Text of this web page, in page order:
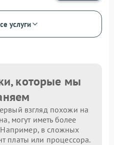
услуги
которые мы
взгляд похожи на
могут иметь более
в сложных
платы или процессора.